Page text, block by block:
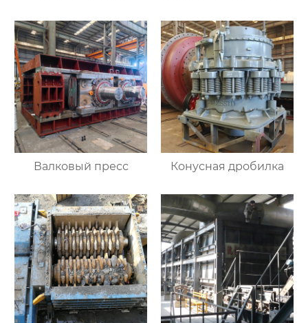
Валковый пресс Конусная дробилка